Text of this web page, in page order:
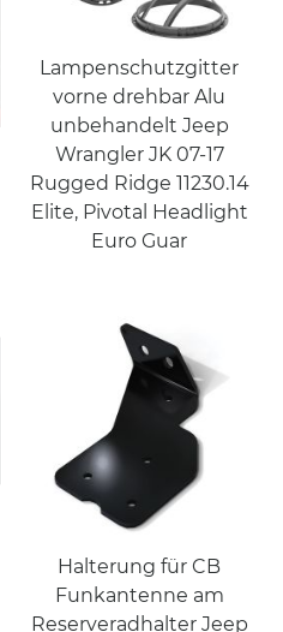
Lampenschutzgitter
vorne drehbar Alu
unbehandelt Jeep
Wrangler JK 07-17
Rugged Ridge 11230.14
Elite, Pivotal Headlight
Euro Guar
Halterung für CB
Funkantenne am
Reserveradhalter Jeep